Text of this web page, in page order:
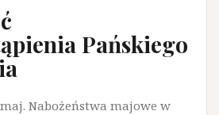
Pańskiego
Nabożeństwa majowe w